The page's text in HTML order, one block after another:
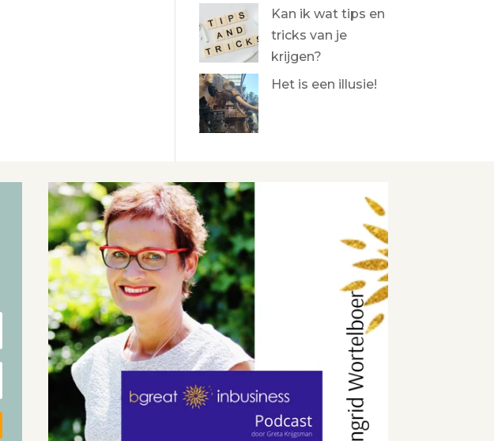
Kan ik wat tips en
tricks van je
krijgen?
Het is een illusie!